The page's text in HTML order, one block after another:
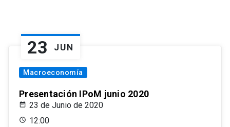
23 JUN
Macroeconomía
Presentación IPoM junio 2020
23 de Junio de 2020
12:00